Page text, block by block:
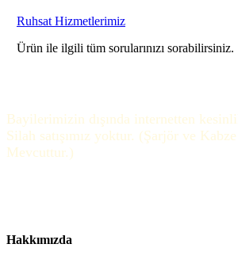
Ruhsat Hizmetlerimiz
Ürün ile ilgili tüm sorularınızı sorabilirsiniz.
Bayilerimizin dışında internetten
Silah satışımız yoktur. (Şarjör ve Kabze
Mevcuttur.)
Hakkımızda